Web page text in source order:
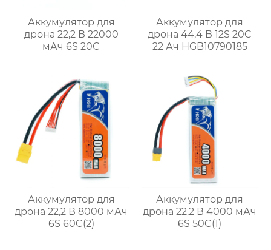
Аккумулятор для
дрона 22,2 В 22000
мАч 6S 20C
Аккумулятор для
дрона 44,4 В 12S 20C
22 Ач HGB10790185
Аккумулятор для
дрона 22,2 В 8000 мАч
6S 60C(2)
Аккумулятор для
дрона 22,2 В 4000 мАч
6S 50C(1)